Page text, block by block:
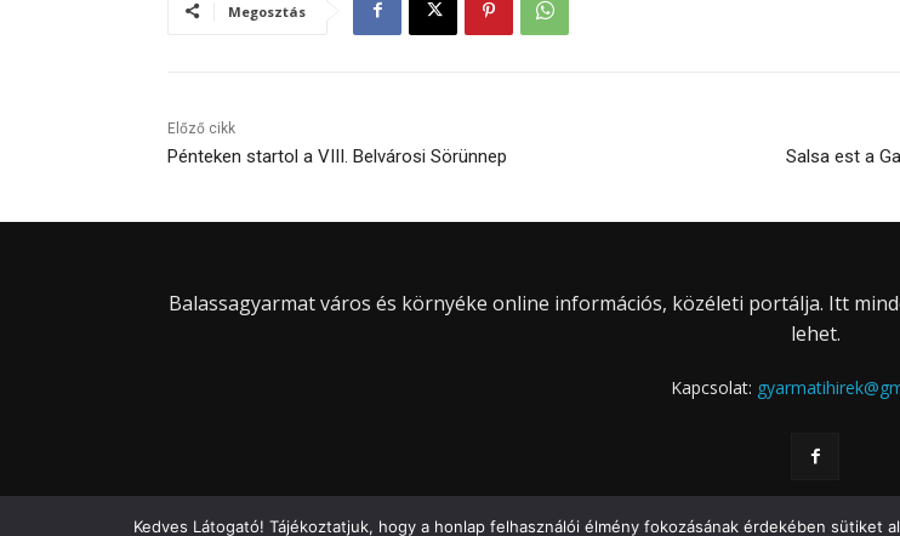
Megosztás
Előző cikk
Pénteken startol a VIII. Belvárosi Sörünnep Salsa est a
Balassagyarmat város és környéke online információs, közéleti portálja. Itt
lehet.
Kapcsolat:
Kedves Látogató! Tájékoztatjuk, hogy a honlap felhasználói élmény fokozásának érdekében sütiket